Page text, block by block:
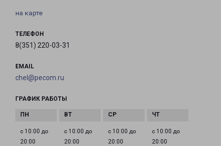
на карте
ТЕЛЕФОН
8(351) 220-03-31
EMAIL
chel@pecom.ru
ГРАФИК РАБОТЫ
с 10:00 до
20:00
с 10:00 до
20:00
с 10:00 до
20:00
с 10:00 до
20:00